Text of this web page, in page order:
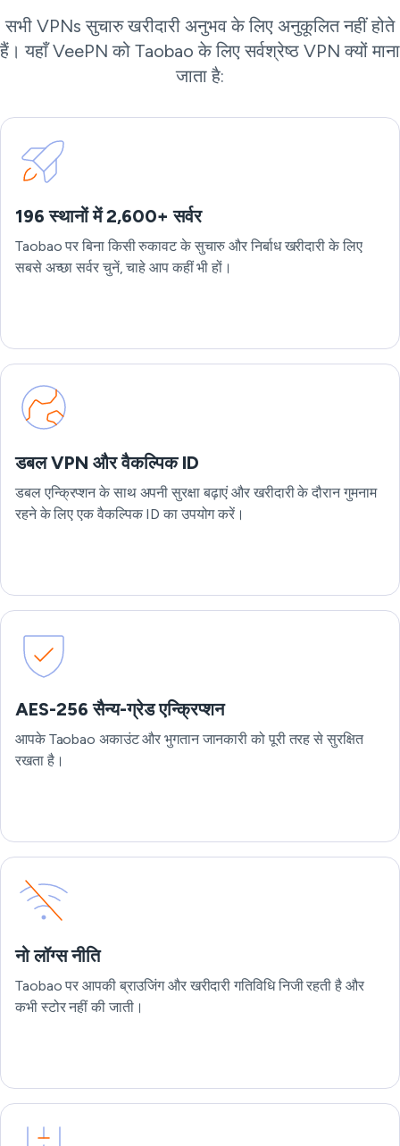
सभी VPNs सुचारु खरीदारी अनुभव के लिए अनुकूलित नहीं होते
हैं। यहाँ VeePN को Taobao के लिए सर्वश्रेष्ठ VPN क्यों माना
जाता है:
196 स्थानों में 2,600+ सर्वर
Taobao पर बिना किसी रुकावट के सुचारु और निर्बाध खरीदारी के लिए
सबसे अच्छा सर्वर चुनें, चाहे आप कहीं भी हों।
डबल VPN और वैकल्पिक ID
डबल एन्क्रिप्शन के साथ अपनी सुरक्षा बढ़ाएं और खरीदारी के दौरान गुमनाम
रहने के लिए एक वैकल्पिक ID का उपयोग करें।
AES-256 सैन्य-ग्रेड एन्क्रिप्शन
आपके Taobao अकाउंट और भुगतान जानकारी को पूरी तरह से सुरक्षित
रखता है।
नो लॉग्स नीति
Taobao पर आपकी ब्राउजिंग और खरीदारी गतिविधि निजी रहती है और
कभी स्टोर नहीं की जाती।